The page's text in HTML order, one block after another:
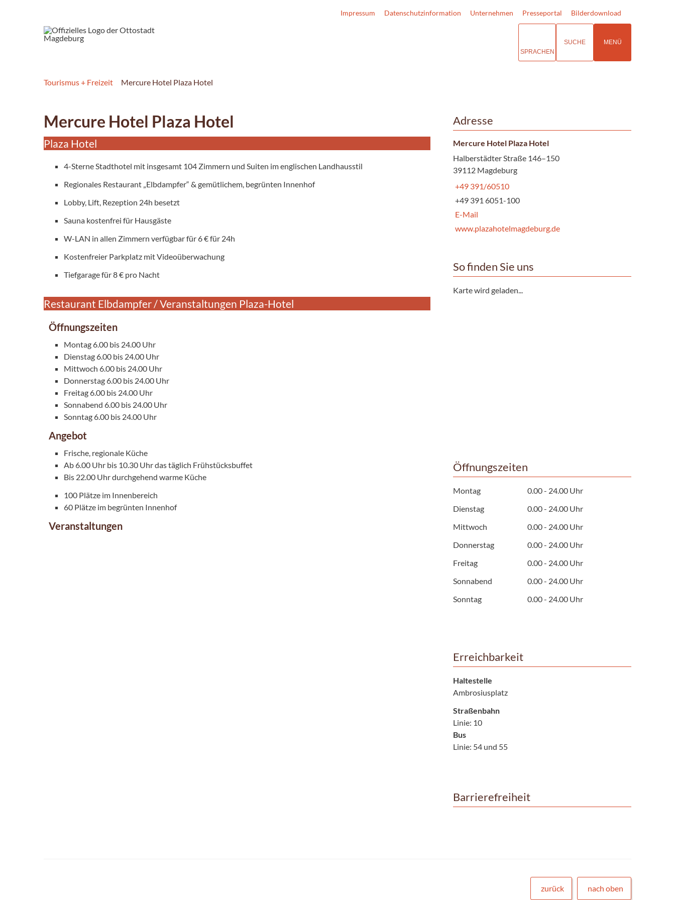
Impressum Datenschutzinformation Unternehmen Presseportal Bilderdownload
SPRACHEN
SUCHE MENÜ
Tourismus + Freizeit Mercure Hotel Plaza Hotel
Mercure Hotel Plaza Hotel
Plaza Hotel
4-Sterne Stadthotel mit insgesamt 104 Zimmern und Suiten im englischen Landhausstil
Regionales Restaurant „Elbdampfer“ & gemütlichem, begrünten Innenhof
Lobby, Lift, Rezeption 24h besetzt
Sauna kostenfrei für Hausgäste
W-LAN in allen Zimmern verfügbar für 6 € für 24h
Kostenfreier Parkplatz mit Videoüberwachung
Tiefgarage für 8 € pro Nacht
Restaurant Elbdampfer / Veranstaltungen Plaza-Hotel
Öffnungszeiten
Montag 6.00 bis 24.00 Uhr
Dienstag 6.00 bis 24.00 Uhr
Mittwoch 6.00 bis 24.00 Uhr
Donnerstag 6.00 bis 24.00 Uhr
Freitag 6.00 bis 24.00 Uhr
Sonnabend 6.00 bis 24.00 Uhr
Sonntag 6.00 bis 24.00 Uhr
Angebot
Frische, regionale Küche
Ab 6.00 Uhr bis 10.30 Uhr das täglich Frühstücksbuffet
Bis 22.00 Uhr durchgehend warme Küche
100 Plätze im Innenbereich
60 Plätze im begrünten Innenhof
Veranstaltungen
Adresse
Mercure Hotel Plaza Hotel
Halberstädter Straße 146–150
39112 Magdeburg
+49 391/60510
+49 391 6051-100
E-Mail
www.plazahotelmagdeburg.de
So finden Sie uns
Karte wird geladen...
Öffnungszeiten
Montag
0.00 - 24.00 Uhr
Dienstag
0.00 - 24.00 Uhr
Mittwoch
0.00 - 24.00 Uhr
Donnerstag
0.00 - 24.00 Uhr
Freitag
0.00 - 24.00 Uhr
Sonnabend
0.00 - 24.00 Uhr
Sonntag
0.00 - 24.00 Uhr
Erreichbarkeit
Haltestelle
Ambrosiusplatz
Straßenbahn
Linie: 10
Bus
Linie: 54 und 55
Barrierefreiheit
zurück nach oben